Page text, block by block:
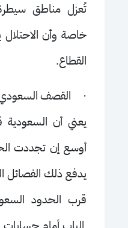
تُعزل مناطق
خاصة وأن
القطاع.
· القصف
يعني أن السعودية
أوسع إن تجددت
يدفع ذلك الفصائل
قرب الحدود